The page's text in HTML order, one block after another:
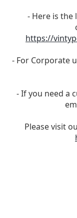
- Here is the
https://
- For Corporate
- If you need a
Please visit